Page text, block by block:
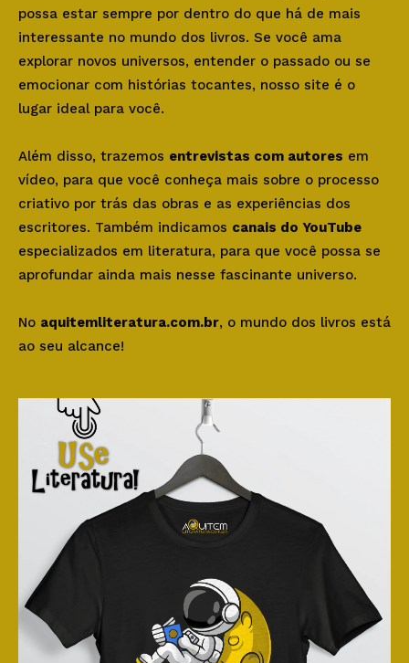
possa estar sempre por dentro do que há de mais
interessante no mundo dos livros. Se você ama
explorar novos universos, entender o passado ou se
emocionar com histórias tocantes, nosso site é o
lugar ideal para você.
Além disso, trazemos entrevistas com autores em
vídeo, para que você conheça mais sobre o processo
criativo por trás das obras e as experiências dos
escritores. Também indicamos canais do YouTube
especializados em literatura, para que você possa se
aprofundar ainda mais nesse fascinante universo.
No aquitemliteratura.com.br, o mundo dos livros está
ao seu alcance!